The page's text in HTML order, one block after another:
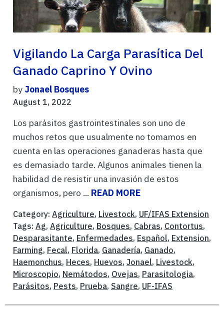
Vigilando La Carga Parasítica Del
Ganado Caprino Y Ovino
by Jonael Bosques
August 1, 2022
Los parásitos gastrointestinales son uno de
muchos retos que usualmente no tomamos en
cuenta en las operaciones ganaderas hasta que
es demasiado tarde. Algunos animales tienen la
habilidad de resistir una invasión de estos
organismos, pero ... READ MORE
Category: Agriculture, Livestock, UF/IFAS Extension
Tags: Ag, Agriculture, Bosques, Cabras, Contortus,
Desparasitante, Enfermedades, Español, Extension,
Farming, Fecal, Florida, Ganadería, Ganado,
Haemonchus, Heces, Huevos, Jonael, Livestock,
Microscopio, Nemátodos, Ovejas, Parasitologia,
Parásitos, Pests, Prueba, Sangre, UF-IFAS